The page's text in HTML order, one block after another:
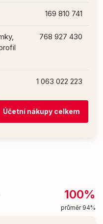
169 810 741
768 927 430
1 063 022 223
Účetní nákupy celkem
100%
průměr 94%